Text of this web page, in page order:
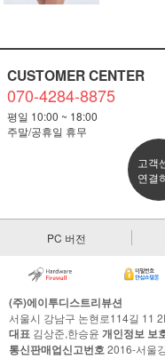
CUSTOMER CENTER
070-4284-8875
평일 10:00 ~ 18:00
주말/공휴일 휴무
고객
연결
PC 버전
(주)에이투디스트리뷰션
서울시 강남구 논현로114길 11
대표 김상준,한승윤 개인정보 보
통신판매업신고번호2016-서울